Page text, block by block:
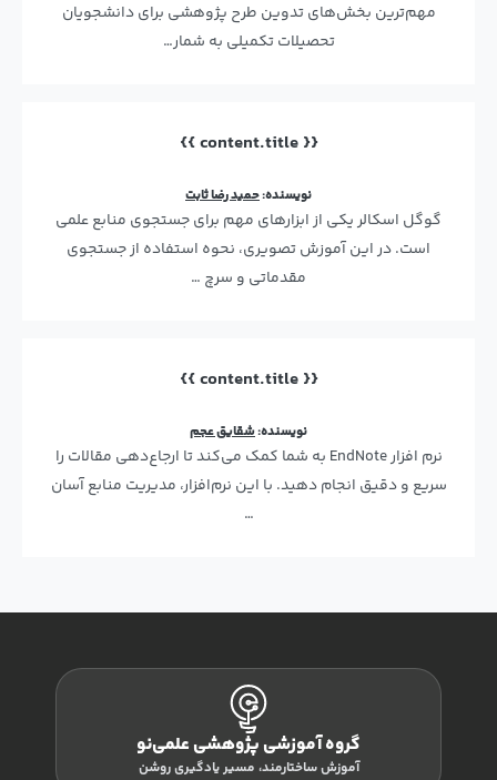
مهم‌ترین بخش‌های تدوین طرح پژوهشی برای دانشجویان
تحصیلات تکمیلی به شمار…
{{ content.title }}
نویسنده:حمید رضا ثابت
گوگل اسکالر یکی از ابزارهای مهم برای جستجوی منابع علمی
است. در این آموزش تصویری، نحوه استفاده از جستجوی
مقدماتی و سرچ …
{{ content.title }}
نویسنده:شقایق عجم
نرم افزار EndNote به شما کمک می‌کند تا ارجاع‌دهی مقالات را
سریع و دقیق انجام دهید. با این نرم‌افزار، مدیریت منابع آسان
…
گروه آموزشی پژوهشی علمی‌نو
آموزش ساختارمند، مسیر یادگیری روشن